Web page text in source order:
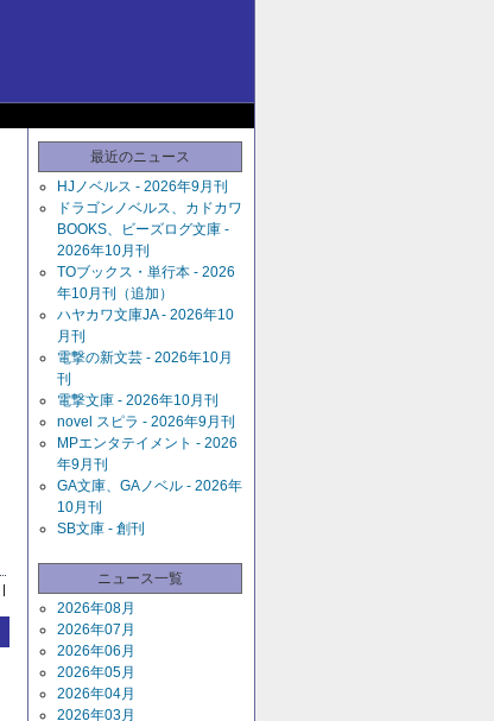
最近のニュース
HJノベルス - 2026年9月刊
ドラゴンノベルス、カドカワ
BOOKS、ビーズログ文庫 -
2026年10月刊
TOブックス・単行本 - 2026
年10月刊（追加）
ハヤカワ文庫JA - 2026年10
月刊
電撃の新文芸 - 2026年10月
刊
電撃文庫 - 2026年10月刊
novel スピラ - 2026年9月刊
MPエンタテイメント - 2026
年9月刊
GA文庫、GAノベル - 2026年
10月刊
SB文庫 - 創刊
ニュース一覧
2026年08月
2026年07月
2026年06月
2026年05月
2026年04月
2026年03月